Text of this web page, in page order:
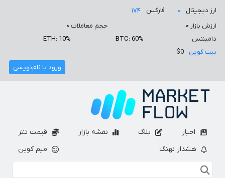
ارز دیجیتال ۰ فارکس
۱۷۴
ارزش بازار ۰ حجم معاملات ۰
دامیننس
BTC: 60%
ETH: 10%
بیت کوین
$0
ورود یا نام‌نویسی
اخبار بلاگ نقشه بازار
قیمت تتر
هشدار نهنگ
میم کوین